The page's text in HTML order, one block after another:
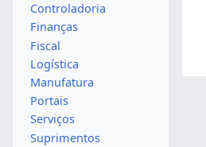
Controladoria
Finanças
Fiscal
Logística
Manufatura
Portais
Serviços
Suprimentos